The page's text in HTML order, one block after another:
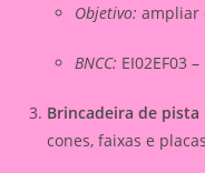
Objetivo: ampliar
BNCC: EI02EF03
Brincadeira de
cones, faixas e